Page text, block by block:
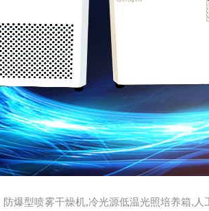
防爆型喷雾干燥机,冷光源低温光照培养箱,人